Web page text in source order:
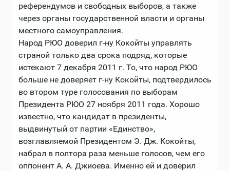
референдумов и свободных выборов, а также
через органы государственной власти и органы
местного самоуправления.
Народ РЮО доверил г-ну Кокойты управлять
страной только два срока подряд, которые
истекают 7 декабря 2011 г. То, что народ РЮО
больше не доверяет г-ну Кокойты, подтвердилось
во втором туре голосования по выборам
Президента РЮО 27 ноября 2011 года. Хорошо
известно, что кандидат в президенты,
выдвинутый от партии «Единство»,
возглавляемой Президентом Э. Дж. Кокойты,
набрал в полтора раза меньше голосов, чем его
оппонент А. А. Джиоева. Именно ей и доверил